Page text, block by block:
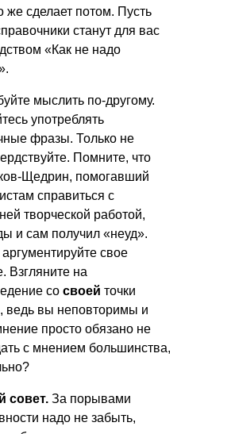
же сделает потом. Пусть
станут для вас
«Как не надо
мыслить по-другому.
употреблять
фразы. Только не
Помните, что
Щедрин, помогавший
справиться с
творческой работой,
и сам получил «неуд».
аргументируйте свое
Взгляните на
со своей точки
ведь вы неповторимы и
просто обязано не
с мнением большинства,
совет. За порывами
надо не забыть,